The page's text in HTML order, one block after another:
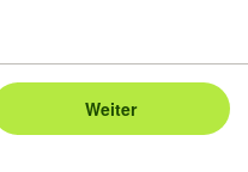
Weiter